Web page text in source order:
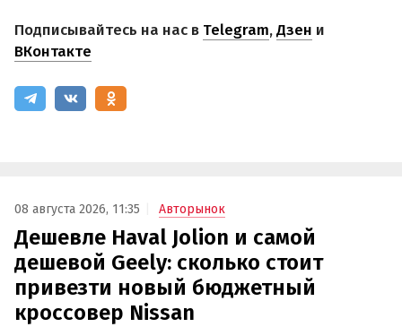
Подписывайтесь на нас в Telegram,Дзен и
ВКонтакте
08 августа 2026, 11:35 Авторынок
Дешевле Haval Jolion и самой
дешевой Geely: сколько стоит
привезти новый бюджетный
кроссовер Nissan